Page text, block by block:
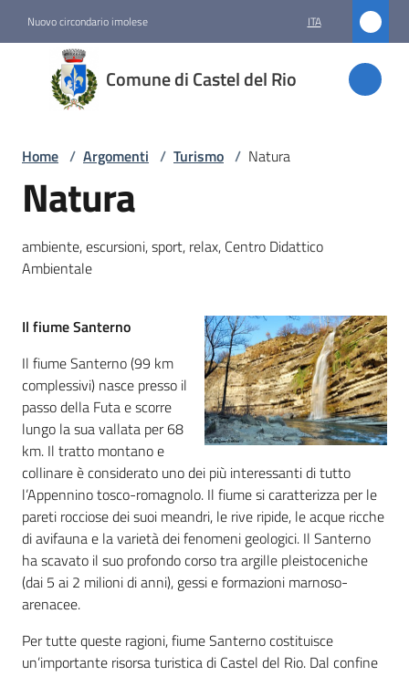
Nuovo circondario imolese ITA
Comune di Castel del Rio
Comune
di
Castel
Novità
Servizi
Vivere
Castel
del
Rio
Servizi
on-
line
Tutti
gli
Home / Argomenti / Turismo / Natura
Natura
ambiente, escursioni, sport, relax, Centro Didattico
Ambientale
Il fiume Santerno
Il fiume Santerno (99 km
complessivi) nasce presso il
passo della Futa e scorre
lungo la sua vallata per 68
km. Il tratto montano e
collinare è considerato uno dei più interessanti di tutto
l’Appennino tosco-romagnolo. Il fiume si caratterizza per le
pareti rocciose dei suoi meandri, le rive ripide, le acque ricche
di avifauna e la varietà dei fenomeni geologici. Il Santerno
ha scavato il suo profondo corso tra argille pleistoceniche
(dai 5 ai 2 milioni di anni), gessi e formazioni marnoso-
arenacee.
Per tutte queste ragioni, fiume Santerno costituisce
un’importante risorsa turistica di Castel del Rio. Dal confine